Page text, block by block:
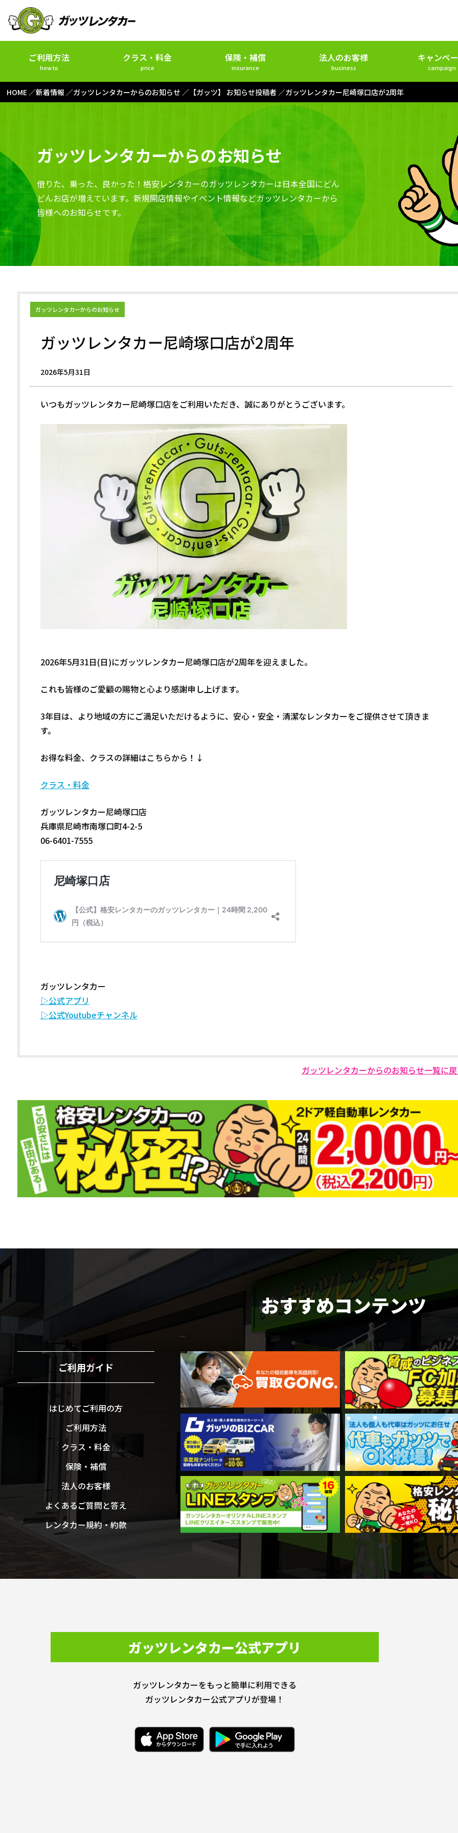
ご利用方法
how to
クラス・料金
price
保険・補償
insurance
法人のお客様
business
キャンペ
campaign
HOME 新着情報 ガッツレンタカーからのお知らせ 【ガッツ】 お知らせ投稿者 ガッツレンタカー尼崎塚口店が2周年
ガッツレンタカーからのお知らせ
借りた、乗った、良かった！格安レンタカーのガッツレンタカーは日本全国にどん
どんお店が増えています。新規開店情報やイベント情報などガッツレンタカーから
皆様へのお知らせです。
ガッツレンタカーからのお知らせ
ガッツレンタカー尼崎塚口店が2周年
2026年5月31日
いつもガッツレンタカー尼崎塚口店をご利用いただき、誠にありがとうございます。
2026年5月31日(日)にガッツレンタカー尼崎塚口店が2周年を迎えました。
これも皆様のご愛顧の賜物と心より感謝申し上げます。
3年目は、より地域の方にご満足いただけるように、安心・安全・清潔なレンタカーをご提供させて頂きま
す。
お得な料金、クラスの詳細はこちらから！↓
クラス・料金
ガッツレンタカー尼崎塚口店
兵庫県尼崎市南塚口町4-2-5
06-6401-7555
ガッツレンタカー
▷公式アプリ
▷公式Youtubeチャンネル
ガッツレンタカーからのお知らせ一覧に
おすすめコンテンツ
ご利用ガイド
はじめてご利用の方
ご利用方法
クラス・料金
保険・補償
法人のお客様
よくあるご質問と答え
レンタカー規約・約款
ガッツレンタカー公式アプリ
ガッツレンタカーをもっと簡単に利用できる
ガッツレンタカー公式アプリが登場！